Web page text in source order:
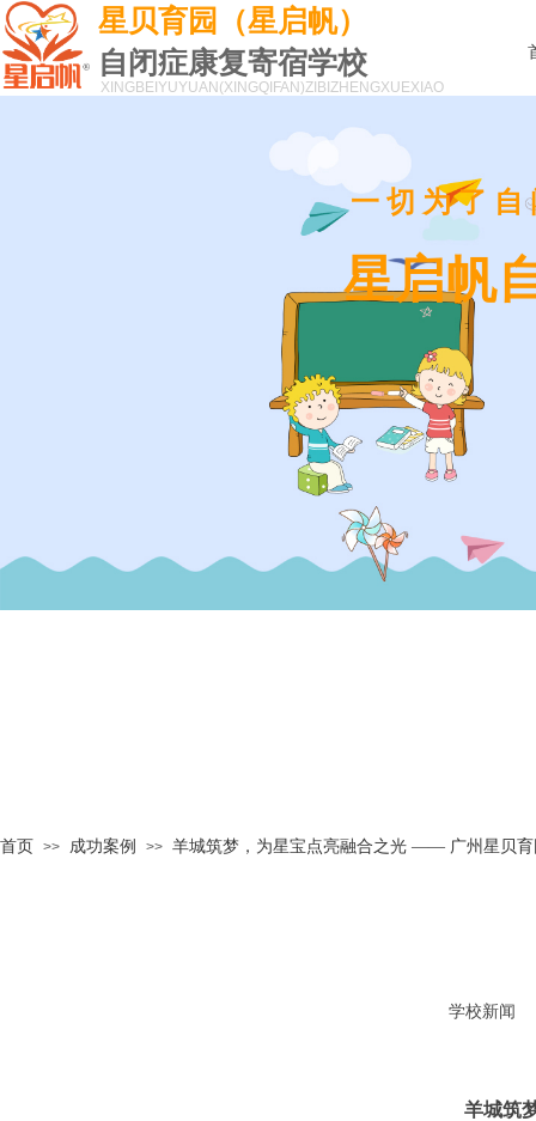
星贝育园（星启帆）
自闭症康复寄宿学校
XINGBEIYUYUAN(XINGQIFAN)ZIBIZHENGXUEXIAO
一切为了
星启帆
首页 >> 成功案例 >> 羊城筑梦，为星宝点亮融合之光 —— 广州星贝育
学校新闻
羊城筑